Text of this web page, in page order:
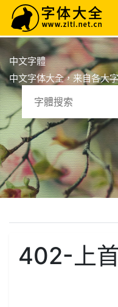
中文字體
中文字体大全，来自各大
402-上